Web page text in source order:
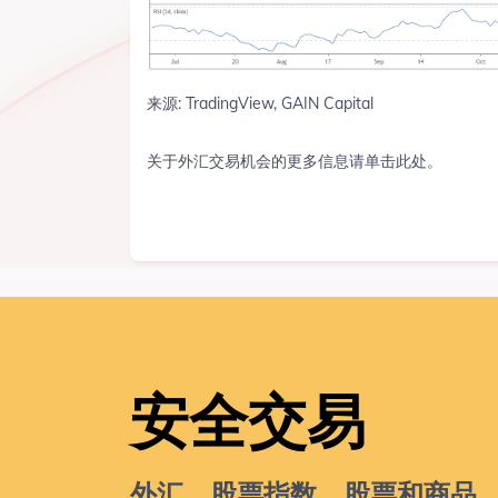
来源: TradingView, GAIN Capital
关于外汇交易机会的更多信息请单击此处。
安全交易